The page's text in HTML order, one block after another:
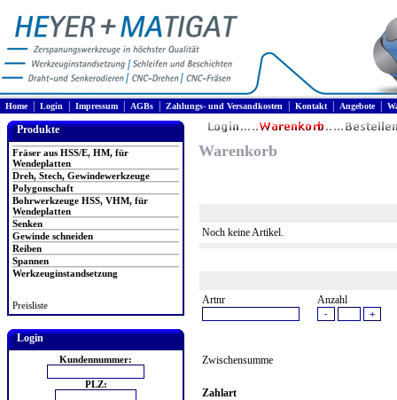
Home| Login Impressum AGBs Zahlungs- und Versandkosten Kontakt| Angebote|
Produkte
Fräser aus HSS/E, HM, für
Wendeplatten
Dreh, Stech, Gewindewerkzeuge
Polygonschaft
Bohrwerkzeuge HSS, VHM, für
Wendeplatten
Senken
Gewinde schneiden
Reiben
Spannen
Werkzeuginstandsetzung
Preisliste
Login
Kundennummer:
PLZ:
Warenkorb
Noch keine Artikel.
Artnr Anzahl
Zwischensumme
Zahlart